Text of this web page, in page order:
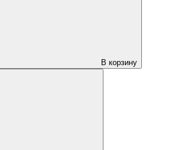
В корзину